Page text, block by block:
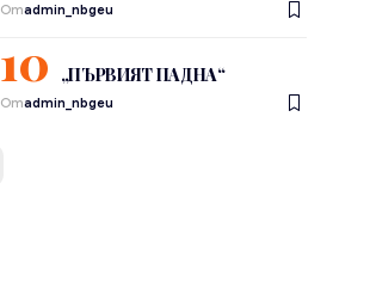
Отadmin_nbgeu
„ПЪРВИЯТ ПАДНА“
Отadmin_nbgeu